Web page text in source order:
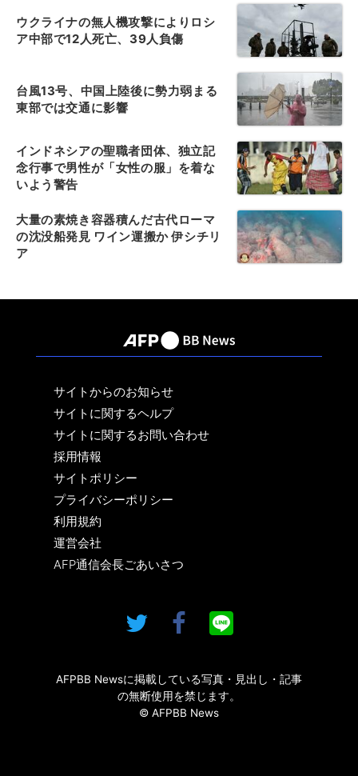
ウクライナの無人機攻撃によりロシ
ア中部で12人死亡、39人負傷
台風13号、中国上陸後に勢力弱まる
東部では交通に影響
インドネシアの聖職者団体、独立記
念行事で男性が「女性の服」を着な
いよう警告
大量の素焼き容器積んだ古代ローマ
の沈没船発見 ワイン運搬か 伊シチリ
ア
サイトからのお知らせ
サイトに関するヘルプ
サイトに関するお問い合わせ
採用情報
サイトポリシー
プライバシーポリシー
利用規約
運営会社
AFP通信会長ごあいさつ
AFPBB Newsに掲載している写真・見出し・記事
の無断使用を禁じます。
© AFPBB News